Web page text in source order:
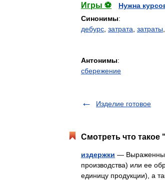
Игры ⚽
Нужна
Синонимы:
дебурс затрата затраты
Антонимы:
сбережение
Изделие готовое
Смотреть что такое
издержки — Выраженные
производства) или ее
единицу продукции), а